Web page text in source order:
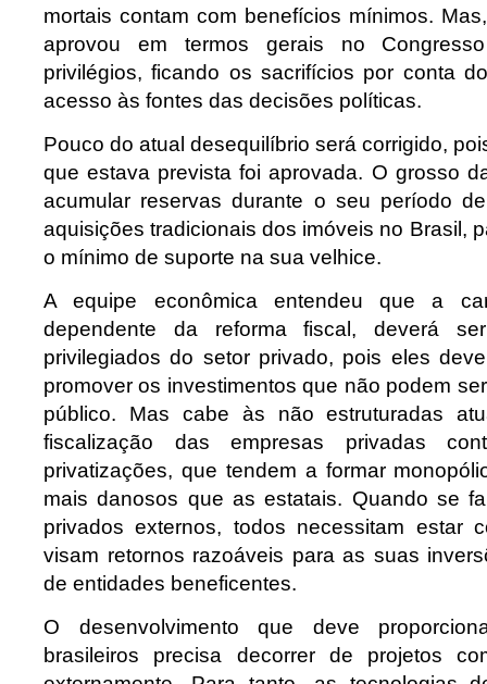
mortais contam com benefícios mínimos.
aprovou em termos gerais no
privilégios, ficando os sacrifícios por conta
acesso às fontes das decisões políticas.
Pouco do atual desequilíbrio será corrigido,
que estava prevista foi aprovada. O grosso
acumular reservas durante o seu período
aquisições tradicionais dos imóveis no Brasil,
o mínimo de suporte na sua velhice.
A equipe econômica entendeu que a
dependente da reforma fiscal, deverá
privilegiados do setor privado, pois eles
promover os investimentos que não podem
público. Mas cabe às não estruturadas
fiscalização das empresas privadas
privatizações, que tendem a formar
mais danosos que as estatais. Quando se
privados externos, todos necessitam estar
visam retornos razoáveis para as suas
de entidades beneficentes.
O desenvolvimento que deve
brasileiros precisa decorrer de projetos